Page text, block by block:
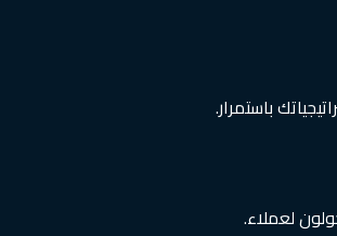
باستمرار.
لعملاء.